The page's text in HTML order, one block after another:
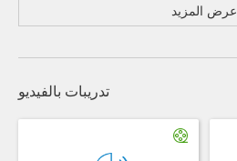
عرض المزيد
تدريبات بالفيديو